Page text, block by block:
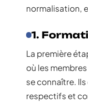
normalisation,
1.
La première
où les
se connaître.
respectifs et